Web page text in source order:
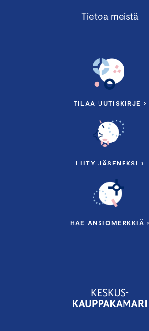
Tietoa meistä
TILAA UUTISKIRJE ›
LIITY JÄSENEKSI ›
HAE ANSIOMERKKIÄ ›